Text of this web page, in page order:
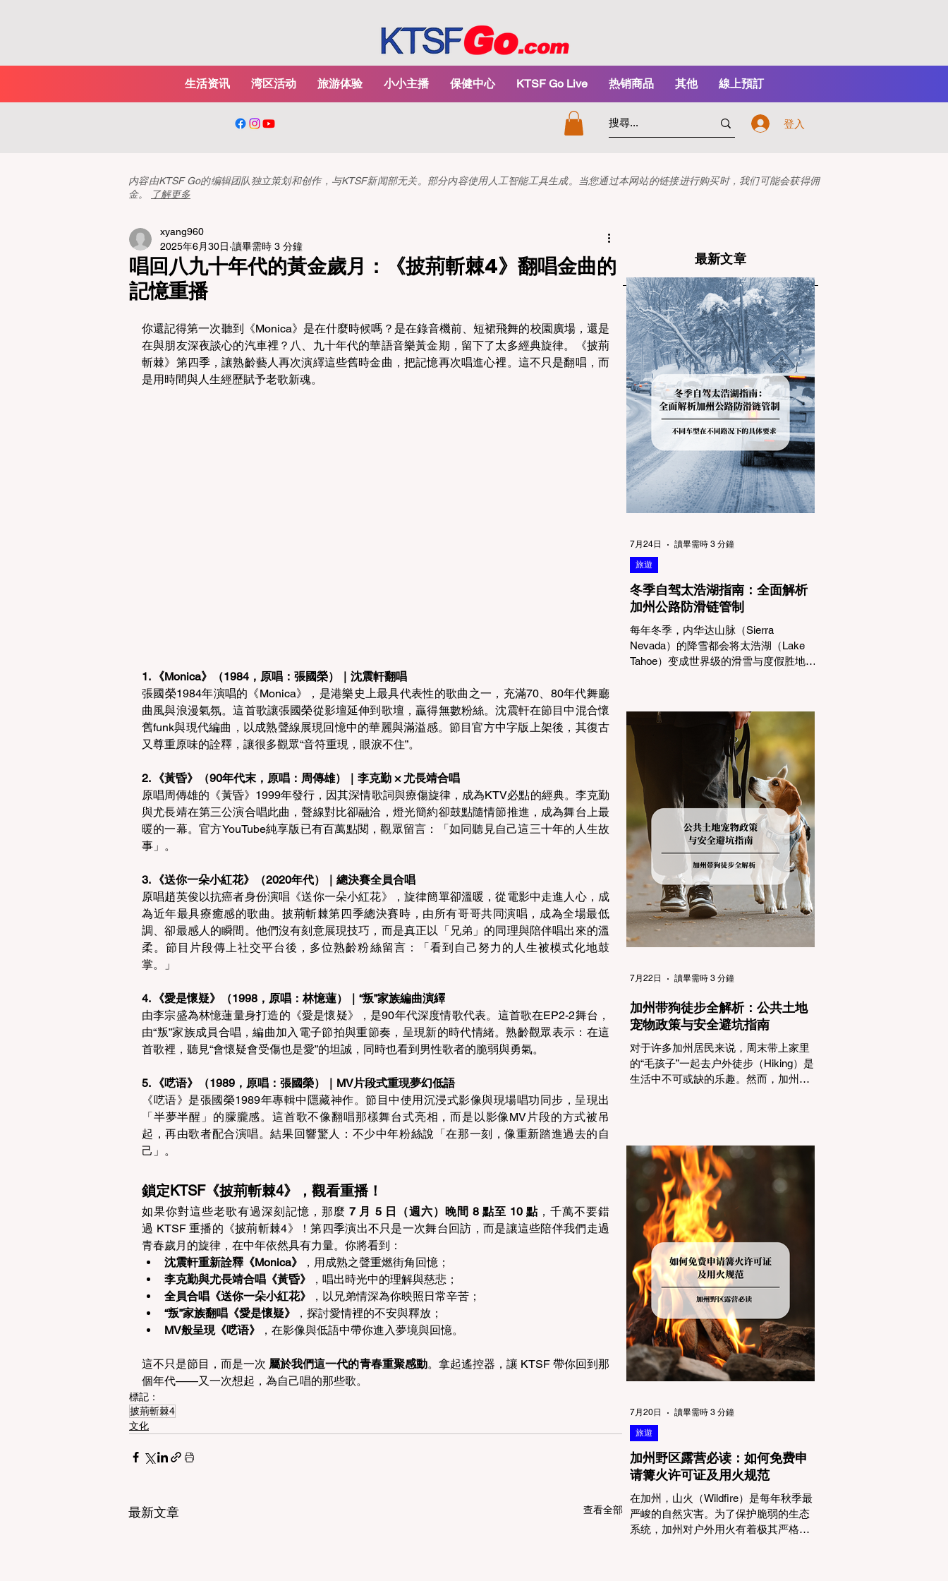
生活资讯 湾区活动 旅游体验 小小主播 保健中心 KTSF Go Live 热销商品 其他 線上預訂
登入
内容由KTSF Go的编辑团队独立策划和创作，与KTSF新闻部无关。部分内容使用人工智能工具生成。当您通过本网站的链接进行购买时，我们可能会获得佣
金。
了解更多
唱回八九十年代的黃金歲月：《披荊斬棘4》翻唱金曲的
記憶重播
xyang960
2025年6月30日 讀畢需時 3 分鐘
你還記得第一次聽到《Monica》是在什麼時候嗎？是在錄音機前、短裙飛舞的校園廣場，還是
在與朋友深夜談心的汽車裡？八、九十年代的華語音樂黃金期，留下了太多經典旋律。《披荊
斬棘》第四季，讓熟齡藝人再次演繹這些舊時金曲，把記憶再次唱進心裡。這不只是翻唱，而
是用時間與人生經歷賦予老歌新魂。
1. 《Monica》（1984，原唱：張國榮）｜沈震軒翻唱
張國榮1984年演唱的《Monica》，是港樂史上最具代表性的歌曲之一，充滿70、80年代舞廳
曲風與浪漫氣氛。這首歌讓張國榮從影壇延伸到歌壇，贏得無數粉絲。沈震軒在節目中混合懷
舊funk與現代編曲，以成熟聲線展現回憶中的華麗與滿溢感。節目官方中字版上架後，其復古
又尊重原味的詮釋，讓很多觀眾“音符重現，眼淚不住”。
2. 《黃昏》（90年代末，原唱：周傳雄）｜李克勤 × 尤長靖合唱
原唱周傳雄的《黃昏》1999年發行，因其深情歌詞與療傷旋律，成為KTV必點的經典。李克勤
與尤長靖在第三公演合唱此曲，聲線對比卻融洽，燈光簡約卻鼓點隨情節推進，成為舞台上最
暖的一幕。官方YouTube純享版已有百萬點閱，觀眾留言：「如同聽見自己這三十年的人生故
事」。
3. 《送你一朵小紅花》（2020年代）｜總決賽全員合唱
原唱趙英俊以抗癌者身份演唱《送你一朵小紅花》，旋律簡單卻溫暖，從電影中走進人心，成
為近年最具療癒感的歌曲。披荊斬棘第四季總決賽時，由所有哥哥共同演唱，成為全場最低
調、卻最感人的瞬間。他們沒有刻意展現技巧，而是真正以「兄弟」的同理與陪伴唱出來的溫
柔。節目片段傳上社交平台後，多位熟齡粉絲留言：「看到自己努力的人生被模式化地鼓
掌。」
4. 《愛是懷疑》（1998，原唱：林憶蓮）｜“叛”家族編曲演繹
由李宗盛為林憶蓮量身打造的《愛是懷疑》，是90年代深度情歌代表。這首歌在EP2-2舞台，
由“叛”家族成員合唱，編曲加入電子節拍與重節奏，呈現新的時代情緒。熟齡觀眾表示：在這
首歌裡，聽見“會懷疑會受傷也是愛”的坦誠，同時也看到男性歌者的脆弱與勇氣。
5. 《呓语》（1989，原唱：張國榮）｜MV片段式重現夢幻低語
《呓语》是張國榮1989年專輯中隱藏神作。節目中使用沉浸式影像與現場唱功同步，呈現出
「半夢半醒」的朦朧感。這首歌不像翻唱那樣舞台式亮相，而是以影像MV片段的方式被吊
起，再由歌者配合演唱。結果回響驚人：不少中年粉絲說「在那一刻，像重新踏進過去的自
己」。
鎖定KTSF《披荊斬棘4》，觀看重播！
如果你對這些老歌有過深刻記憶，那麼 7 月 5 日（週六）晚間 8 點至 10 點，千萬不要錯
過 KTSF 重播的《披荊斬棘4》！第四季演出不只是一次舞台回訪，而是讓這些陪伴我們走過
青春歲月的旋律，在中年依然具有力量。你將看到：
沈震軒重新詮釋《Monica》
，用成熟之聲重燃街角回憶；
李克勤與尤長靖合唱《黃昏》
，唱出時光中的理解與慈悲；
全員合唱《送你一朵小紅花》
，以兄弟情深為你映照日常辛苦；
“叛”家族翻唱《愛是懷疑》
，探討愛情裡的不安與釋放；
MV般呈現《呓语》
，在影像與低語中帶你進入夢境與回憶。
這不只是節目，而是一次 屬於我們這一代的青春重聚感動。拿起遙控器，讓 KTSF 帶你回到那
個年代——又一次想起，為自己唱的那些歌。
標記：
披荊斬棘4
文化
最新文章 查看全部
最新文章
冬季自驾太浩湖指南：全面解析
加州公路防滑链管制
每年冬季，内华达山脉（Sierra
Nevada）的降雪都会将太浩湖（Lake
Tahoe）变成世界级的滑雪与度假胜地。
交通局 (Caltrans) 严格的防滑链管制
(Chain Controls)。 不了解这些规定，不
仅可能面临高额罚单或被公路巡警
（CHP）劝返，更可能在冰雪路面上引
发严重的安全事故。本文将为您系统解
析加州的防滑链政策，帮助您明确自己
的车型在不同路况下的具体要求，并为
出行做好充足准备。 一、 核心概念：看
懂加州 R1, R2, R3 管制级别 当恶劣天气
来袭，加州交通局会在公路上启动防滑
链管制，并通过电子路牌指示当前的管
制级别。加州采用三个递进的级别（R1
至R3）来规范通行车辆： R1 管制
(Requirement 1) 规定内容： 所有车辆必
须安装防滑链。 豁免条件： 乘用车
（Light Trucks）只要配备了雪地轮胎
旅遊
7月24日 讀畢需時 3 分鐘
加州带狗徒步全解析：公共土地
宠物政策与安全避坑指南
对于许多加州居民来说，周末带上家里
的“毛孩子”一起去户外徒步（Hiking）是
生活中不可或缺的乐趣。然而，加州拥
到了步道口才绝望地看到一块大大的
"No Dogs on Trail"（步道严禁犬只） 的
指示牌，这无疑会彻底毁掉整个周末。
为了避免“带狗碰壁”，您必须在出发前清
楚地了解不同公共土地系统对宠物政
策，掌握实用的路线筛选工具，并警惕
加州特有的野外环境隐患。 一、 破除宠
物政策管辖权迷雾：狗狗到底能去哪
里？ 加州的户外区域由不同的政府机构
管理，其核心保护目标决定了宠物政策
的严格程度。我们可以将其视为一条“从
严到宽”的鄙视链： 1. 极其严格：国家公
园 (National Parks) & 州立公园 (State
Parks) 政策基调： 优先保护原始生态与
野生动物。 实际规定： 在优胜美地、红
草甸
7月22日 讀畢需時 3 分鐘
加州野区露营必读：如何免费申
请篝火许可证及用火规范
在加州，山火（Wildfire）是每年秋季最
严峻的自然灾害。为了保护脆弱的生态
系统，加州对户外用火有着极其严格的
旅遊
7月20日 讀畢需時 3 分鐘